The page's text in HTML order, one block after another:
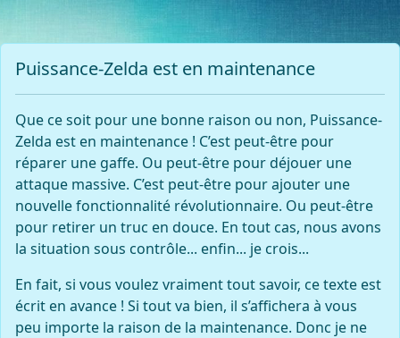
Puissance-Zelda est en maintenance
Que ce soit pour une bonne raison ou non, Puissance-
Zelda est en maintenance ! C’est peut-être pour
réparer une gaffe. Ou peut-être pour déjouer une
attaque massive. C’est peut-être pour ajouter une
nouvelle fonctionnalité révolutionnaire. Ou peut-être
pour retirer un truc en douce. En tout cas, nous avons
la situation sous contrôle... enfin... je crois...
En fait, si vous voulez vraiment tout savoir, ce texte est
écrit en avance ! Si tout va bien, il s’affichera à vous
peu importe la raison de la maintenance. Donc je ne